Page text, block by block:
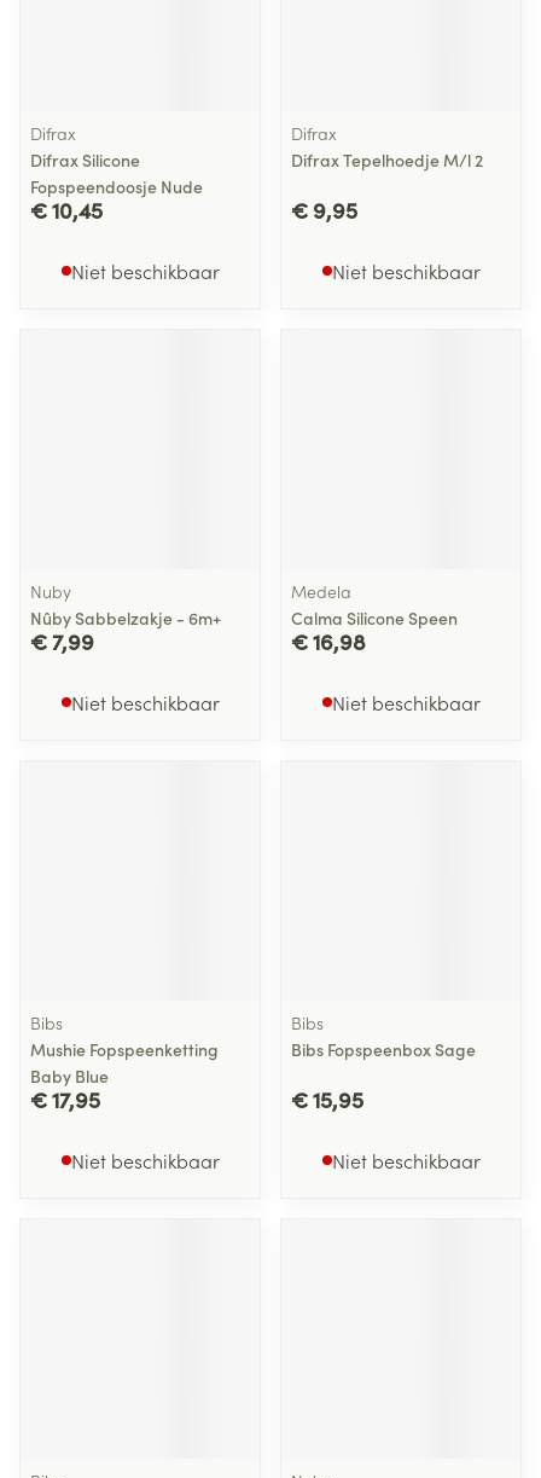
Difrax
Difrax Silicone
Fopspeendoosje Nude
€ 10,45
Niet beschikbaar
Difrax
Difrax Tepelhoedje M/l 2
€ 9,95
Niet beschikbaar
Nuby
Nûby Sabbelzakje - 6m+
€ 7,99
Niet beschikbaar
Medela
Calma Silicone Speen
€ 16,98
Niet beschikbaar
Bibs
Mushie Fopspeenketting
Baby Blue
€ 17,95
Niet beschikbaar
Bibs
Bibs Fopspeenbox Sage
€ 15,95
Niet beschikbaar